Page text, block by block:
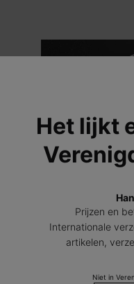
Het lijkt
Prijzen en
Internationale
artikelen,
Niet in